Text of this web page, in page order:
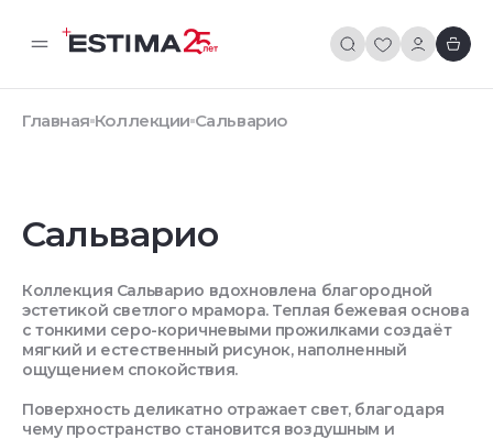
Главная Коллекции Сальварио
Сальварио
Коллекция Сальварио вдохновлена благородной
эстетикой светлого мрамора. Теплая бежевая основа
с тонкими серо-коричневыми прожилками создаёт
мягкий и естественный рисунок, наполненный
ощущением спокойствия.
Поверхность деликатно отражает свет, благодаря
чему пространство становится воздушным и